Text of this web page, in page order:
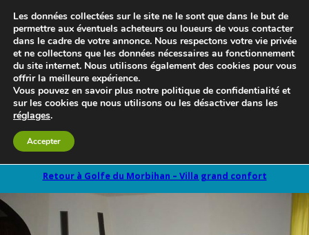
Retour à Golfe du Morbihan – Villa grand confort
Les données collectées sur le site ne le sont que dans le but de
permettre aux éventuels acheteurs ou loueurs de vous contacter
dans le cadre de votre annonce. Nous respectons votre vie privée
et ne collectons que les données nécessaires au fonctionnement
du site internet. Nous utilisons également des cookies pour vous
offrir la meilleure expérience.
Vous pouvez en savoir plus notre politique de confidentialité et
sur les cookies que nous utilisons ou les désactiver dans les
réglages.
Accepter